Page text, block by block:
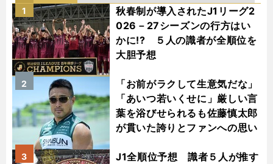
秋春制が導入されたJ1リーグ2
026－27シーズンの行方はい
かに!? ５人の識者が全順位を
大胆予想
1
「お前がラクして生意気だな」
「あいつ若いくせに」厳しい言
葉を浴びせられるも佐藤慎太郎
が貫いた誇りとファンへの思い
2
J1全順位予想 識者５人が推す
3